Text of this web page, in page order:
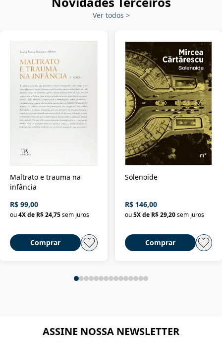
Ver todos >
Maltrato e trauma na
infância
R$ 99,00
ou4X de R$ 24,75sem juros
Comprar
Solenoide
R$ 146,00
ou 5X de R$ 29,20 sem juros
Comprar
ASSINE NOSSA NEWSLETTER